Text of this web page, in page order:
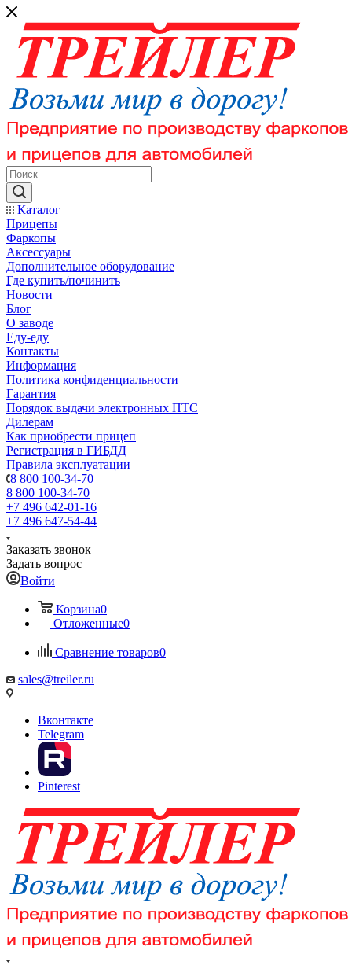
Каталог
Прицепы
Фаркопы
Аксессуары
Дополнительное оборудование
Где купить/починить
Новости
Блог
О заводе
Еду-еду
Контакты
Информация
Политика конфиденциальности
Гарантия
Порядок выдачи электронных ПТС
Дилерам
Как приобрести прицеп
Регистрация в ГИБДД
Правила эксплуатации
8 800 100-34-70
8 800 100-34-70
+7 496 642-01-16
+7 496 647-54-44
Заказать звонок
Задать вопрос
Войти
Корзина0
Отложенные0
Сравнение товаров0
sales@treiler.ru
Вконтакте
Telegram
Pinterest